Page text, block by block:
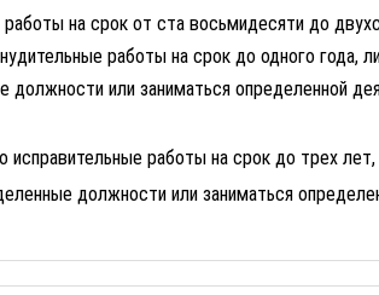
на срок от ста восьмидесяти до
работы на срок до одного года,
или заниматься определенной
работы на срок до трех
должности или заниматься